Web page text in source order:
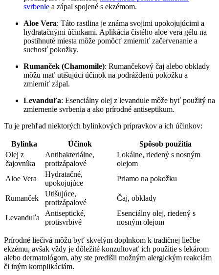
svrbenie a zápal spojené s ekzémom.
Aloe Vera: Táto rastlina je známa svojimi upokojujúcimi a
hydratačnými účinkami. Aplikácia čistého aloe vera gélu na
postihnuté miesta môže pomôcť zmierniť začervenanie a
suchosť pokožky.
Rumanček (Chamomile): Rumančekový čaj alebo obklady
môžu mať utišujúci účinok na podráždenú pokožku a
zmierniť zápal.
Levanduľa: Esenciálny olej z levandule môže byť použitý na
zmiernenie svrbenia a ako prírodné antiseptikum.
Tu je prehľad niektorých bylinkových prípravkov a ich účinkov:
Bylinka Účinok
Spôsob použitia
Olej z
čajovníka
Antibakteriálne,
protizápalové
Lokálne, riedený s nosným
olejom
Aloe Vera
Hydratačné,
upokojujúce
Priamo na pokožku
Rumanček
Utišujúce,
protizápalové
Čaj, obklady
Levanduľa
Antiseptické,
protisvrbivé
Esenciálny olej, riedený s
nosným olejom
Prírodné liečivá môžu byť skvelým doplnkom k tradičnej liečbe
ekzému, avšak vždy je dôležité konzultovať ich použitie s lekárom
alebo dermatológom, aby ste predišli možným alergickým reakciám
či iným komplikáciám.